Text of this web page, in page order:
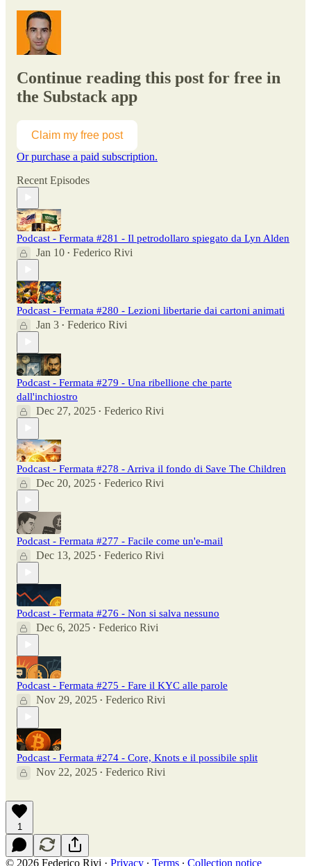
Continue reading this post for free in
the Substack app
Claim my free post
Or purchase a paid subscription.
Recent Episodes
Podcast - Fermata #281 - Il petrodollaro spiegato da Lyn Alden
Jan 10 • Federico Rivi
Podcast - Fermata #280 - Lezioni libertarie dai cartoni animati
Jan 3 • Federico Rivi
Podcast - Fermata #279 - Una ribellione che parte
dall'inchiostro
Dec 27, 2025 • Federico Rivi
Podcast - Fermata #278 - Arriva il fondo di Save The Children
Dec 20, 2025 • Federico Rivi
Podcast - Fermata #277 - Facile come un'e-mail
Dec 13, 2025 • Federico Rivi
Podcast - Fermata #276 - Non si salva nessuno
Dec 6, 2025 • Federico Rivi
Podcast - Fermata #275 - Fare il KYC alle parole
Nov 29, 2025 • Federico Rivi
Podcast - Fermata #274 - Core, Knots e il possibile split
Nov 22, 2025 • Federico Rivi
1
© 2026 Federico Rivi · Privacy ∙ Terms ∙ Collection notice